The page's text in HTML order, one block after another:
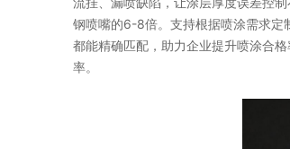
钢喷嘴的6-8倍。支持根据喷涂需求定
都能精确匹配，助力企业提升喷涂合
率。